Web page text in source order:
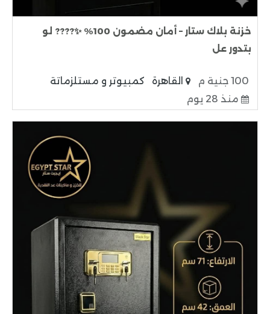
خزنة بلاك ستار – أمان مضمون 100% ✨???? لو
بتدور عل
100 جنية م القاهرة
كمبيوتر و مستلزماتة
منذ 28 يوم